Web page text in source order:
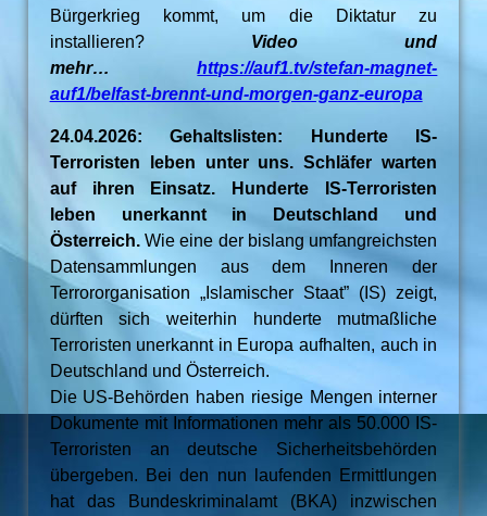
Bürgerkrieg kommt, um die Diktatur zu
installieren? Video und
mehr…https://auf1.tv/stefan-magnet-
auf1/belfast-brennt-und-morgen-ganz-europa
24.04.2026: Gehaltslisten: Hunderte IS-
Terroristen leben unter uns. Schläfer warten
auf ihren Einsatz. Hunderte IS-Terroristen
leben unerkannt in Deutschland und
Österreich.Wie eine der bislang umfangreichsten
Datensammlungen aus dem Inneren der
Terrororganisation „Islamischer Staat” (IS) zeigt,
dürften sich weiterhin hunderte mutmaßliche
Terroristen unerkannt in Europa aufhalten, auch in
Deutschland und Österreich.
Die US-Behörden haben riesige Mengen interner
Dokumente mit Informationen mehr als 50.000 IS-
Terroristen an deutsche Sicherheitsbehörden
übergeben. Bei den nun laufenden Ermittlungen
hat das Bundeskriminalamt (BKA) inzwischen